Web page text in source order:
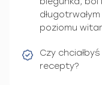
poziomu
Czy
recepty?